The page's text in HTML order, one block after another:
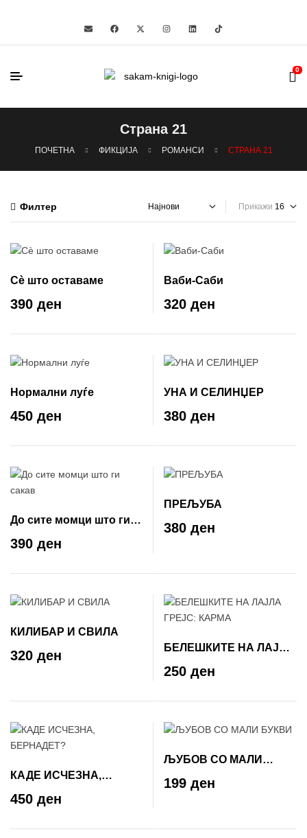
0
Страна 21
ПОЧЕТНА ФИКЦИЈА РОМАНСИ СТРАНА 21
Филтер Прикажи
Сè што оставаме
390 ден
Ваби-Саби
320 ден
Нормални луѓе
450 ден
УНА И СЕЛИНЏЕР
380 ден
До сите момци што ги
сакав
390 ден
ПРЕЉУБА
380 ден
КИЛИБАР И СВИЛА
320 ден
БЕЛЕШКИТЕ НА ЛАЈЛА
ГРЕЈС: КАРМА
250 ден
КАДЕ ИСЧЕЗНА,
БЕРНАДЕТ?
450 ден
ЉУБОВ СО МАЛИ
БУКВИ
199 ден